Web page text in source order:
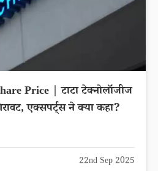
Price | टाटा टेक्नोलॉजीज
एक्सपर्ट्स ने क्या कहा?
22nd Sep 2025